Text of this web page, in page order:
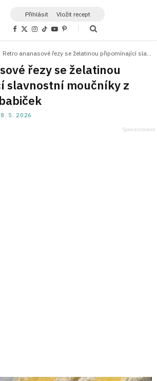
Přihlásit Vložit recept
F
b
o
k
X
i
t
e
r
)
I
a
r
a
m
T
o
Y
u
e
P
e
t
řezy se želatinou
slavnostní moučníky z
5. 2026